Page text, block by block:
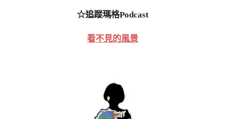
☆追蹤瑪格Podcast
看不見的風景